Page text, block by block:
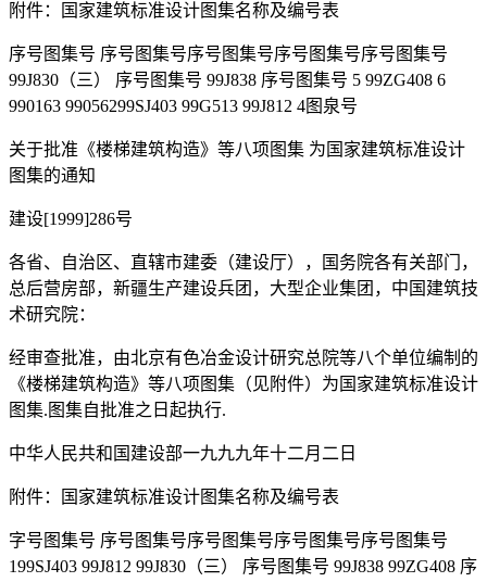
附件：国家建筑标准设计图集名称及编号表
序号图集号 序号图集号序号图集号序号图集号序号图集号
99J830（三） 序号图集号 99J838 序号图集号 5 99ZG408 6
990163 99056299SJ403 99G513 99J812 4图泉号
关于批准《楼梯建筑构造》等八项图集 为国家建筑标准设计
图集的通知
建设[1999]286号
各省、自治区、直辖市建委（建设厅），国务院各有关部门，
总后营房部，新疆生产建设兵团，大型企业集团，中国建筑技
术研究院：
经审查批准，由北京有色冶金设计研究总院等八个单位编制的
《楼梯建筑构造》等八项图集（见附件）为国家建筑标准设计
图集.图集自批准之日起执行.
中华人民共和国建设部一九九九年十二月二日
附件：国家建筑标准设计图集名称及编号表
字号图集号 序号图集号序号图集号序号图集号序号图集号
199SJ403 99J812 99J830（三） 序号图集号 99J838 99ZG408 序